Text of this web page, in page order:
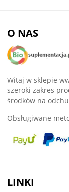
O NAS
Witaj w sklepie
szeroki zakres
środków na
Obsługiwane
LINKI